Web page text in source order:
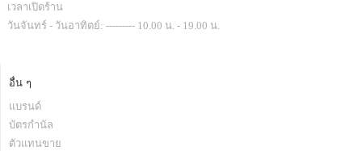
เวลาเปิดร้าน
วันจันทร์ - วันอาทิตย์: --------- 10.00 น. - 19.00 น.
อื่น ๆ
แบรนด์
บัตรกำนัล
ตัวแทนขาย